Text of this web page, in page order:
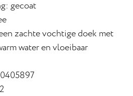
gecoat
zachte vochtige doek met
water en vloeibaar